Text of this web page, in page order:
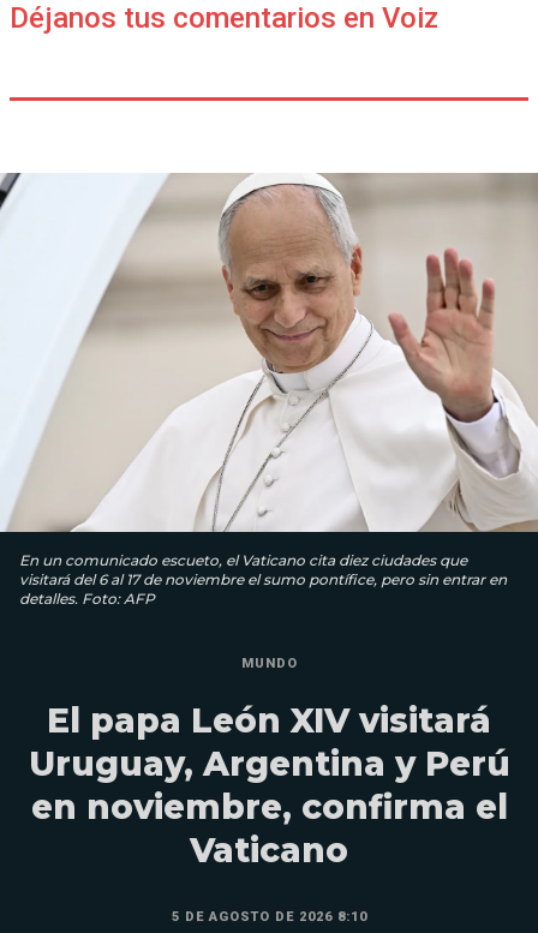
Déjanos tus comentarios en Voiz
En un comunicado escueto, el Vaticano cita diez ciudades que
visitará del 6 al 17 de noviembre el sumo pontífice, pero sin entrar en
detalles. Foto: AFP
MUNDO
El papa León XIV visitará
Uruguay, Argentina y Perú
en noviembre, confirma el
Vaticano
5 DE AGOSTO DE 2026 8:10